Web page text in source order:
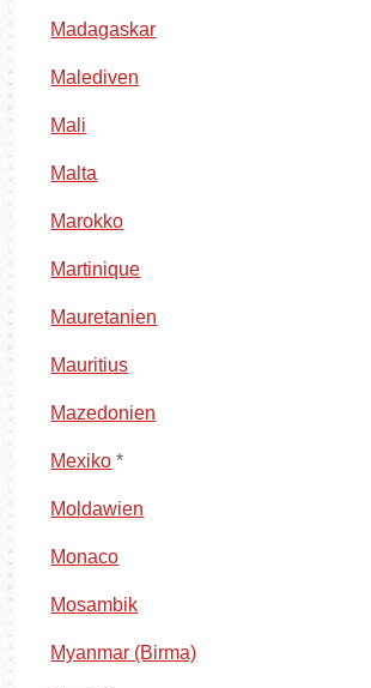
Madagaskar
Malediven
Mali
Malta
Marokko
Martinique
Mauretanien
Mauritius
Mazedonien
Mexiko *
Moldawien
Monaco
Mosambik
Myanmar (Birma)